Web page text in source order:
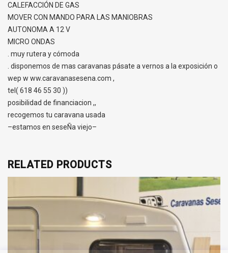
CALEFACCIÓN DE GAS
MOVER CON MANDO PARA LAS MANIOBRAS
AUTONOMA A 12 V
MICRO ONDAS
. muy rutera y cómoda
. disponemos de mas caravanas pásate a vernos a la exposición o
wep w ww.caravanasesena.com ,
tel( 618 46 55 30 ))
posibilidad de financiacion ,,
recogemos tu caravana usada
–estamos en seseÑa viejo–
RELATED PRODUCTS